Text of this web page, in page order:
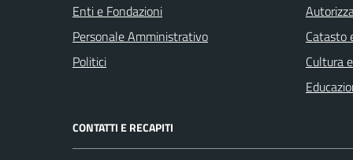
Enti e Fondazioni
Personale Amministrativo
Politici
Catasto
Cultura
CONTATTI E RECAPITI